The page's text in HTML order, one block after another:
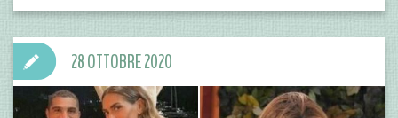
28 OTTOBRE 2020